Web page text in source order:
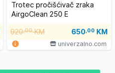
Trotec pročišćivač zraka
AirgoClean 250 E
920,00KM 650,00 KM
univerzalno.com